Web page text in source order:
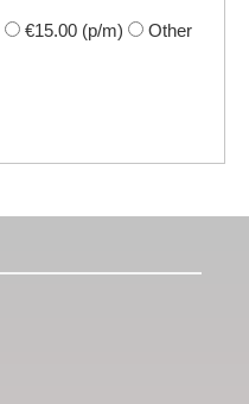
€15.00 (p/m)
Other